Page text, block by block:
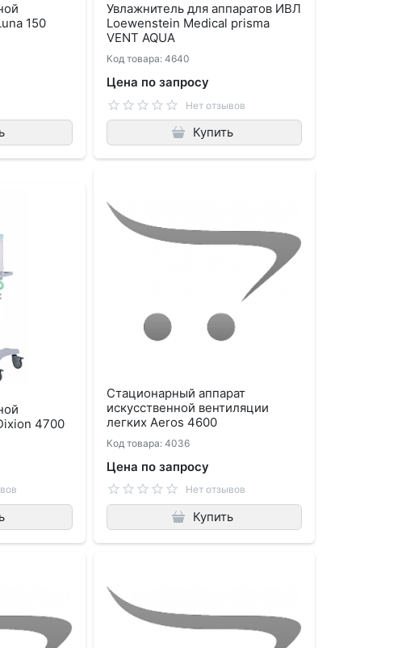
150
Увлажнитель для аппаратов ИВЛ
Loewenstein Medical prisma
VENT AQUA
Код товара: 4640
Цена по запросу
Нет отзывов
Купить
4700
Стационарный аппарат
искусственной вентиляции
легких Aeros 4600
Код товара: 4036
Цена по запросу
Нет отзывов
Купить